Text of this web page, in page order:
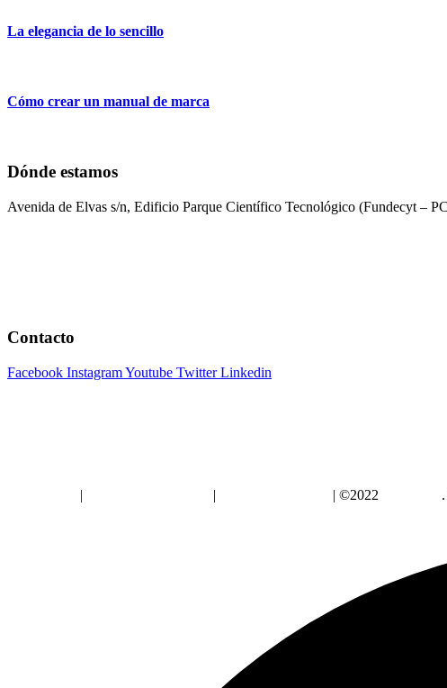
La elegancia de lo sencillo
Cómo crear un manual de marca
Dónde estamos
Avenida de Elvas s/n, Edificio Parque Científico Tecnológico (Fundecyt –
Contacto
Facebook InstagramYoutube Twitter Linkedin
| | | ©2022